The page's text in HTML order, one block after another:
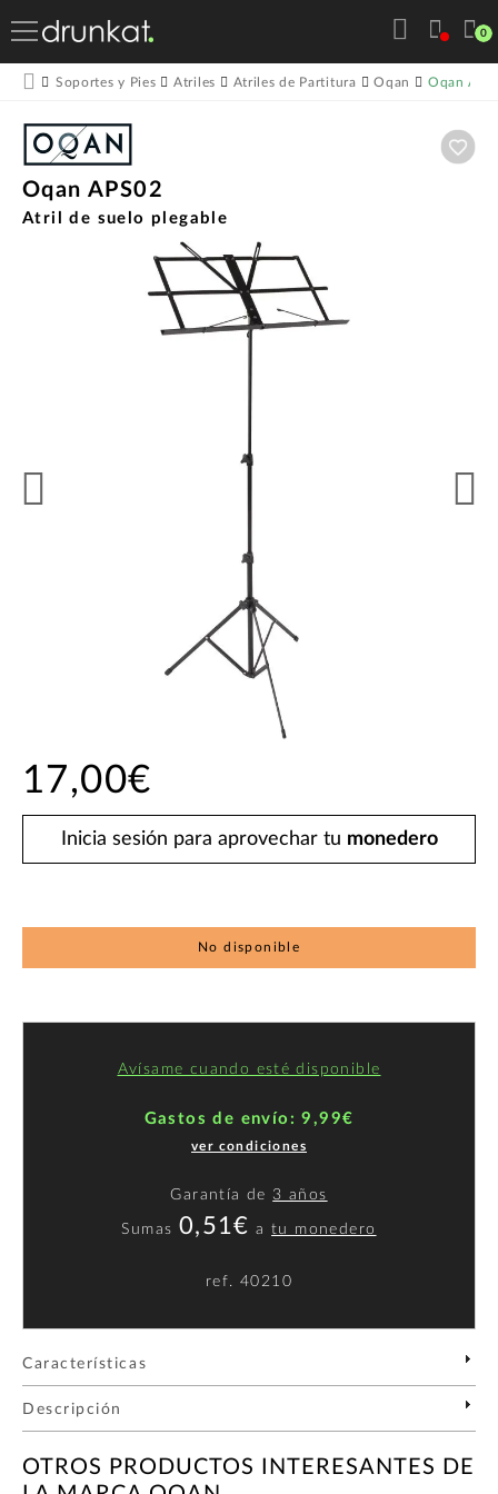
0
Soportes y Pies Atriles Atriles de Partitura Oqan Oqan
Oqan APS02
Atril de suelo plegable
17,00€
Inicia sesión para aprovechar tu monedero
No disponible
Avísame cuando esté disponible
Gastos de envío: 9,99€
ver condiciones
Garantía de 3 años
Sumas 0,51€ atu monedero
ref. 40210
Características
Descripción
OTROS PRODUCTOS INTERESANTES DE